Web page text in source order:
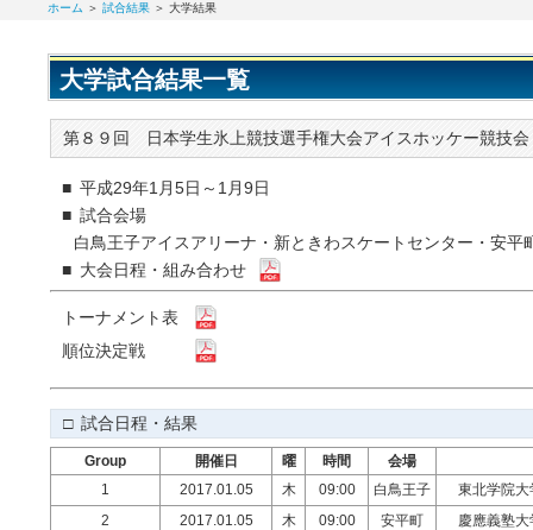
ホーム ＞ 試合結果 ＞ 大学結果
大学試合結果一覧
第８９回 日本学生氷上競技選手権大会アイスホッケー競技会
■ 平成29年1月5日～1月9日
■ 試合会場
白鳥王子アイスアリーナ・新ときわスケートセンター・安平
■ 大会日程・組み合わせ
トーナメント表
順位決定戦
□ 試合日程・結果
Group 開催日 曜 時間
会場
1
2017.01.05 木 09:00 白鳥王子
東北学院大
2
2017.01.05 木 09:00 安平町
慶應義塾大